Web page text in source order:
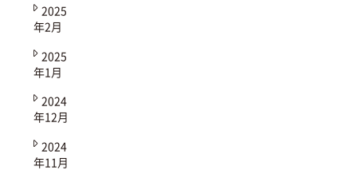
2025
年2月
2025
年1月
2024
年12月
2024
年11月